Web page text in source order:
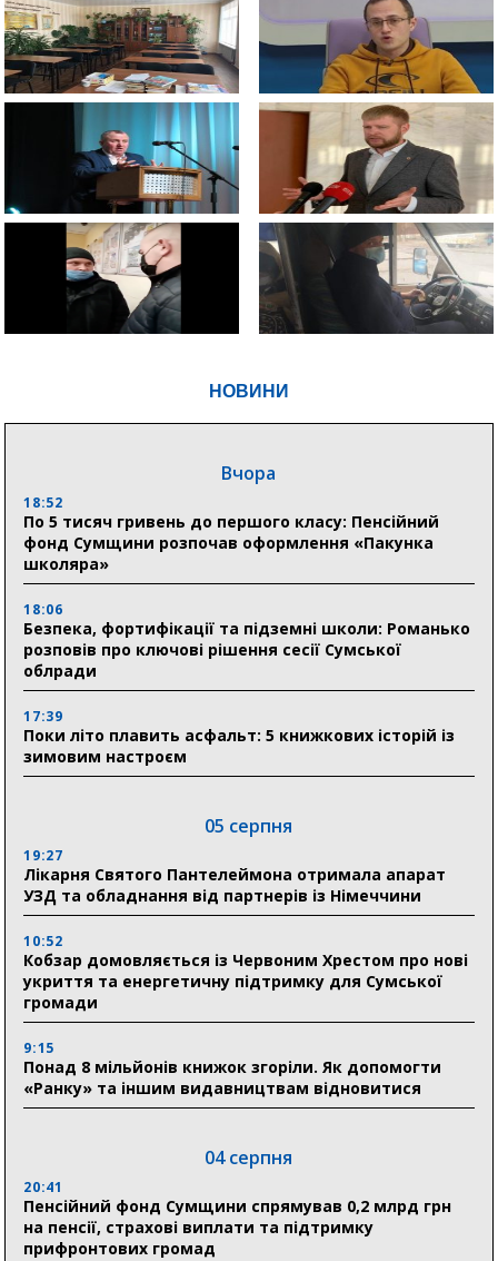
НОВИНИ
Вчора
18:52
По 5 тисяч гривень до першого класу: Пенсійний
фонд Сумщини розпочав оформлення «Пакунка
школяра»
18:06
Безпека, фортифікації та підземні школи: Романько
розповів про ключові рішення сесії Сумської
облради
17:39
Поки літо плавить асфальт: 5 книжкових історій із
зимовим настроєм
05 серпня
19:27
Лікарня Святого Пантелеймона отримала апарат
УЗД та обладнання від партнерів із Німеччини
10:52
Кобзар домовляється із Червоним Хрестом про нові
укриття та енергетичну підтримку для Сумської
громади
9:15
Понад 8 мільйонів книжок згоріли. Як допомогти
«Ранку» та іншим видавництвам відновитися
04 серпня
20:41
Пенсійний фонд Сумщини спрямував 0,2 млрд грн
на пенсії, страхові виплати та підтримку
прифронтових громад